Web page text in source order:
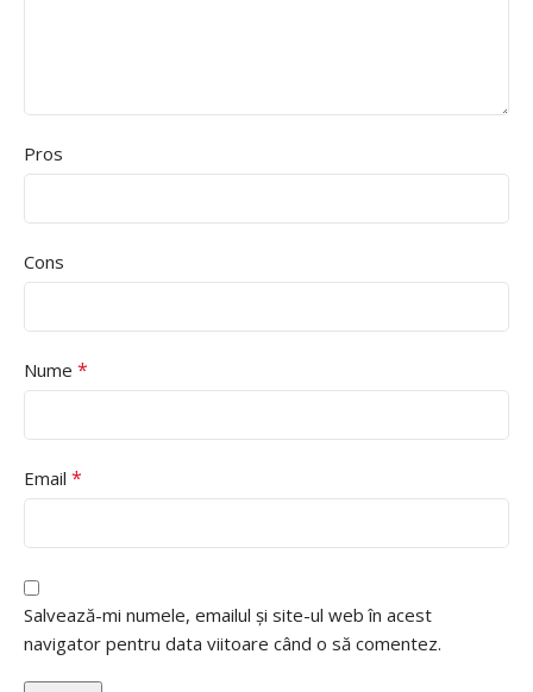
Pros
Cons
Nume *
Email *
Salvează-mi numele, emailul și site-ul web în acest
navigator pentru data viitoare când o să comentez.